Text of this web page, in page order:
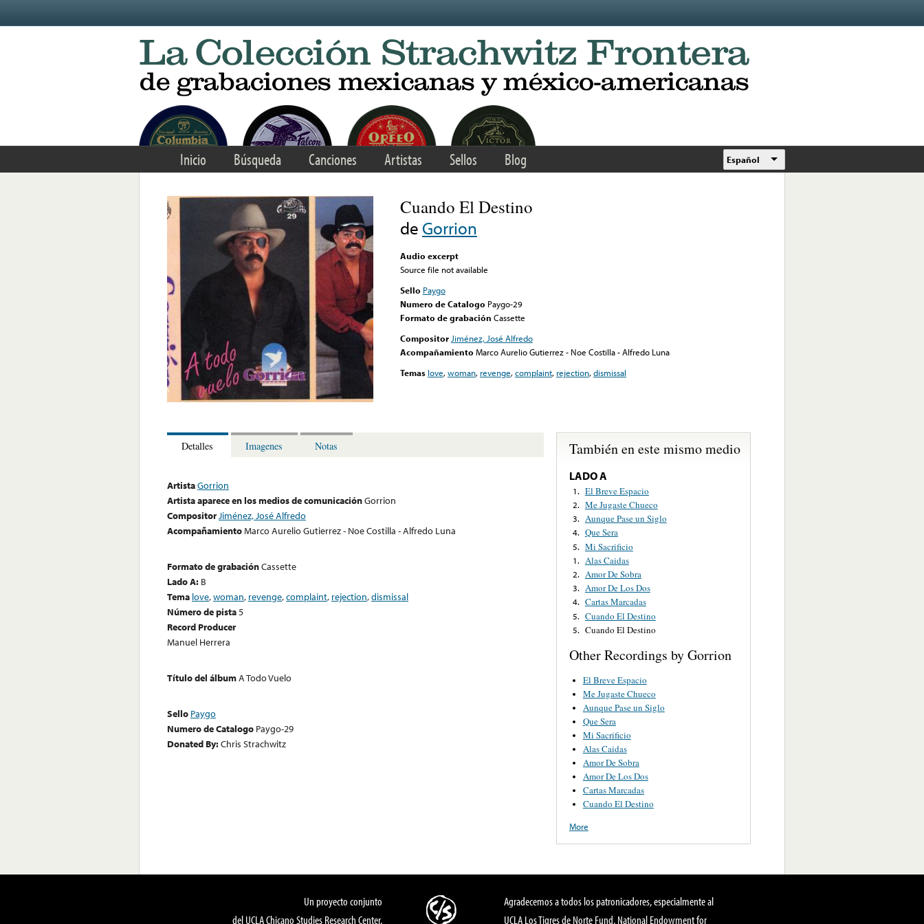
Inicio Búsqueda Canciones Artistas Sellos Blog Español
Cuando El Destino
de Gorrion
Audio excerpt
Source file not available
Sello Paygo
Numero de Catalogo Paygo-29
Formato de grabación Cassette
Compositor Jiménez, José Alfredo
Acompañamiento Marco Aurelio Gutierrez - Noe Costilla - Alfredo Luna
Temas love,woman, revenge,complaint, rejection,dismissal
Detalles Imagenes Notas
ArtistaGorrion
Artista aparece en los medios de comunicaciónGorrion
CompositorJiménez, José Alfredo
AcompañamientoMarco Aurelio Gutierrez - Noe Costilla - Alfredo Luna
Formato de grabaciónCassette
Lado A: B
Tema love,woman, revenge,complaint, rejection,dismissal
Número de pista5
Record Producer
Manuel Herrera
Título del álbumA Todo Vuelo
Sello Paygo
Numero de Catalogo Paygo-29
Donated By:Chris Strachwitz
También en este mismo medio
LADO A
1. El Breve Espacio
2. Me Jugaste Chueco
3. Aunque Pase un Siglo
4. Que Sera
5. Mi Sacrificio
1. Alas Caidas
2. Amor De Sobra
3. Amor De Los Dos
4. Cartas Marcadas
5. Cuando El Destino
5. Cuando El Destino
Other Recordings by Gorrion
El Breve Espacio
Me Jugaste Chueco
Aunque Pase un Siglo
Que Sera
Mi Sacrificio
Alas Caidas
Amor De Sobra
Amor De Los Dos
Cartas Marcadas
Cuando El Destino
More
Un proyecto conjunto
del UCLA Chicano Studies Research Center,
Agradecemos a todos los patronicadores, especialmente al
UCLA Los Tigres de Norte Fund, National Endowment for